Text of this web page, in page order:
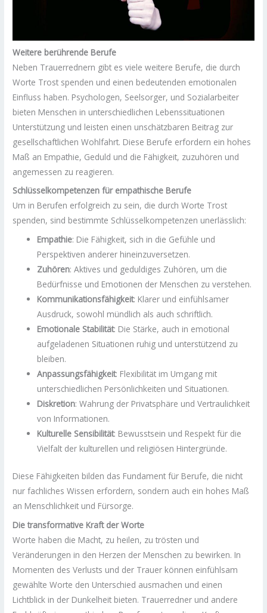
Weitere berührende Berufe
Neben Trauerrednern gibt es viele weitere Berufe, die durch
Worte Trost spenden und einen bedeutenden emotionalen
Einfluss haben. Psychologen, Seelsorger, und Sozialarbeiter
bieten Menschen in unterschiedlichen Lebenssituationen
Unterstützung und leisten einen unschätzbaren Beitrag zur
gesellschaftlichen Wohlfahrt. Diese Berufe erfordern ein hohes
Maß an Empathie, Geduld und die Fähigkeit, zuzuhören und
angemessen zu reagieren.
Schlüsselkompetenzen für empathische Berufe
Um in Berufen erfolgreich zu sein, die durch Worte Trost
spenden, sind bestimmte Schlüsselkompetenzen unerlässlich:
Empathie: Die Fähigkeit, sich in die Gefühle und
Perspektiven anderer hineinzuversetzen.
Zuhören: Aktives und geduldiges Zuhören, um die
Bedürfnisse und Emotionen der Menschen zu verstehen.
Kommunikationsfähigkeit: Klarer und einfühlsamer
Ausdruck, sowohl mündlich als auch schriftlich.
Emotionale Stabilität: Die Stärke, auch in emotional
aufgeladenen Situationen ruhig und unterstützend zu
bleiben.
Anpassungsfähigkeit: Flexibilität im Umgang mit
unterschiedlichen Persönlichkeiten und Situationen.
Diskretion: Wahrung der Privatsphäre und Vertraulichkeit
von Informationen.
Kulturelle Sensibilität: Bewusstsein und Respekt für die
Vielfalt der kulturellen und religiösen Hintergründe.
Diese Fähigkeiten bilden das Fundament für Berufe, die nicht
nur fachliches Wissen erfordern, sondern auch ein hohes Maß
an Menschlichkeit und Fürsorge.
Die transformative Kraft der Worte
Worte haben die Macht, zu heilen, zu trösten und
Veränderungen in den Herzen der Menschen zu bewirken. In
Momenten des Verlusts und der Trauer können einfühlsam
gewählte Worte den Unterschied ausmachen und einen
Lichtblick in der Dunkelheit bieten. Trauerredner und andere